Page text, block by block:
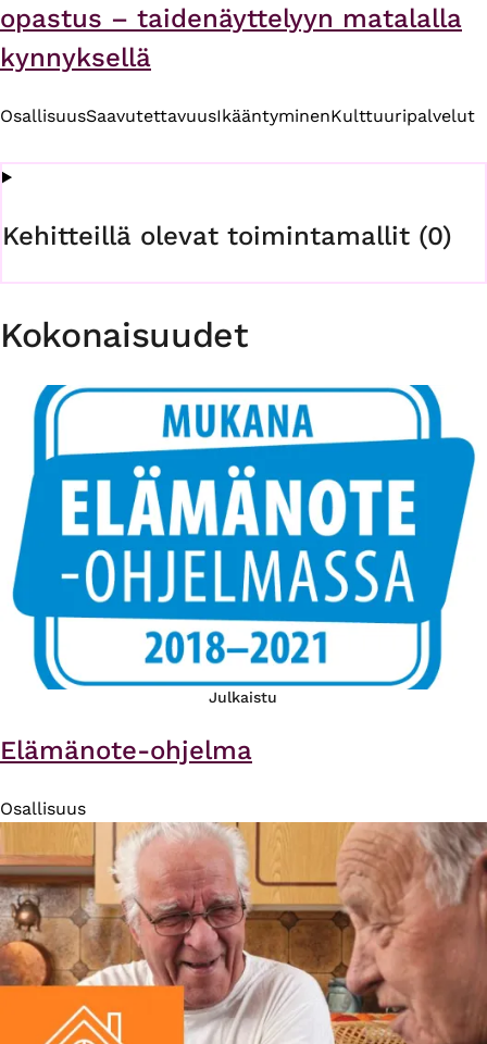
opastus – taidenäyttelyyn matalalla
kynnyksellä
OsallisuusSaavutettavuusIkääntyminenKulttuuripalvelut
Kehitteillä olevat toimintamallit (0)
Kokonaisuudet
Julkaistu
Elämänote-ohjelma
Osallisuus